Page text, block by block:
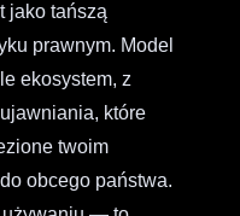
jako tańszą
prawnym. Model
ekosystem, z
które
twoim
obcego państwa.